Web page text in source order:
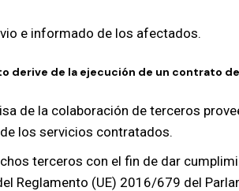
e informado de los afectados.
de la ejecución de un contrato
de la colaboración de terceros
los servicios contratados.
terceros con el fin de dar
(UE) 2016/679 del